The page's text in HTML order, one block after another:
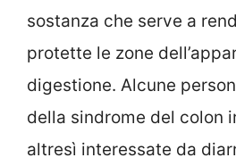
sostanza che serve a
protette le zone
digestione. Alcune
della sindrome del colon
altresì interessate da